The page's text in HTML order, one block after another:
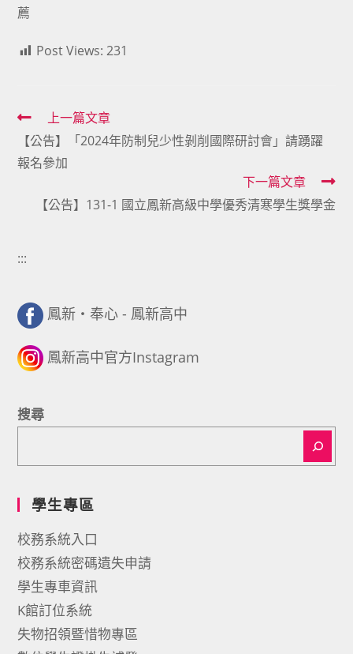
薦
Post Views: 231
Read
more
articles
上一篇文章
【公告】「2024年防制兒少性剝削國際研討會」請踴躍
報名參加
下一篇文章
【公告】131-1 國立鳳新高級中學優秀清寒學生獎學金
:::
鳳新・奉心 - 鳳新高中
鳳新高中官方Instagram
搜尋
學生專區
校務系統入口
校務系統密碼遺失申請
學生專車資訊
K館訂位系統
失物招領暨惜物專區